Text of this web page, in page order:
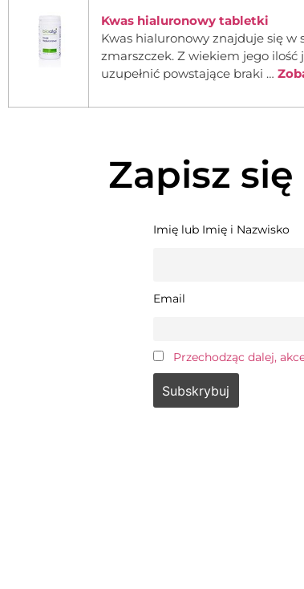
Kwas hialuronowy tabletki
Kwas hialuronowy znajduje się w
zmarszczek. Z wiekiem jego
uzupełnić powstające braki …
Zapisz
Imię lub Imię i Nazwisko
Email
Przechodząc dalej,